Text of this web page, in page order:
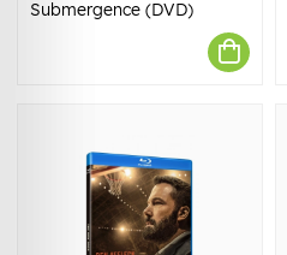
Submergence (DVD)